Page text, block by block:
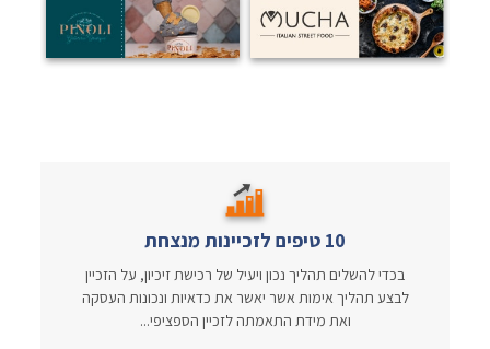
10 טיפים לזכיינות מנצחת
בכדי להשלים תהליך נכון ויעיל של רכישת זיכיון, על הזכיין
לבצע תהליך אימות אשר יאשר את כדאיות ונכונות העסקה
ואת מידת התאמתה לזכיין הספציפי...